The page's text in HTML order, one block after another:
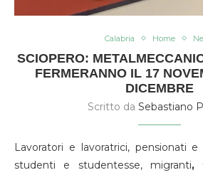
Calabria Home
SCIOPERO:
FERMERANNO IL 17
DICEMBRE
Scritto da Sebastiano
Lavoratori e lavoratrici, pensionati
studenti e studentesse, migranti,